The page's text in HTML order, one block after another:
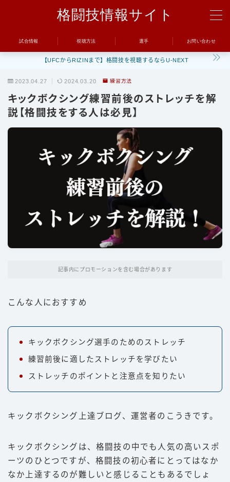
格闘技情報サイト
MENU
Bellator
RIZIN
BreakingDown
トレーニング
ディフェンス
選手
朝倉未来
井上尚弥
武尊
那須川天心
ファイトスタイル
豆知識
試合情報 視聴方法 選手 お問い合わせ
【UFCからRIZINまで】格闘技を視聴するならU-NEXT
2023.04.27 2024.03.20 練習方法
キックボクシング練習前後のストレッチを解
説【格闘技をする人は必見】
記事内にプロモーションを含む場合があります
こんな人におすすめ
キックボクシング選手のためのストレッチ
練習前後に適したストレッチを学びたい
ストレッチのポイントと注意点を知りたい
キックボクシング上達ブログ、運営者のこうきです。
キックボクシングは、格闘技の中でも人気の高いスポ
ーツのひとつですが、格闘技の初心者にとってはなか
なか上達するのが難しいと感じることもあるでしょ